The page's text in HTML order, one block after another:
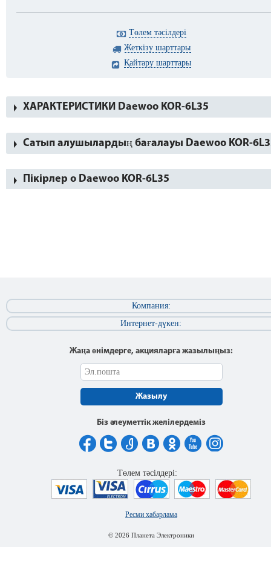
Төлем тәсілдері
Жеткізу шарттары
Қайтару шарттары
ХАРАКТЕРИСТИКИ Daewoo KOR-6L35
Сатып алушылардың бағалауы Daewoo KOR-
Пікірлер о Daewoo KOR-6L35
Компания:
Интернет-дүкен:
Жаңа өнімдерге, акцияларға жазылыңыз:
Жазылу
Біз әлеуметтік желілердеміз
Ресми хабарлама
© 2026 Планета Электроники
Төлем тәсілдері: